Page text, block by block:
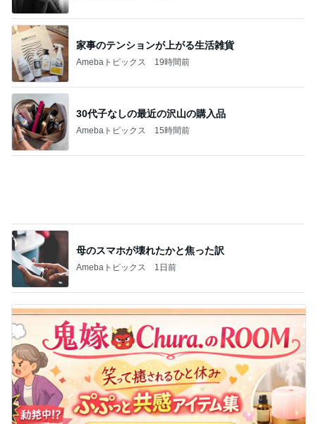
30代子なしの最近の沢山の購入品
Amebaトピックス 15時間前
母のスマホが壊れたかと焦った訳
Amebaトピックス 1日前
夫に無理だと思い荷物をまとめた嫁
Amebaトピックス 2日前
記事を読む